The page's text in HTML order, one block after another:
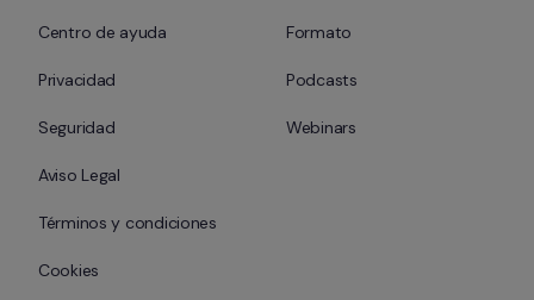
Centro de ayuda
Privacidad
Seguridad
Aviso Legal
Términos y condiciones
Cookies
Formato
Podcasts
Webinars